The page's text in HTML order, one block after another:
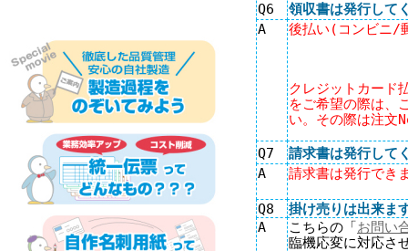
Q6
領収書は発行して
A
後払い(コンビニ/
クレジットカード
をご希望の際は
い。その際は注文
Q7
請求書は発行して
A
請求書は発行でき
Q8
掛け売りは出来ま
A
こちらの「お問い
臨機応変に対応さ